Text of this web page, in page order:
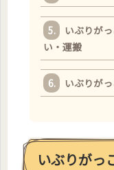
いぶりが
い・運搬
いぶりが
いぶりがっ